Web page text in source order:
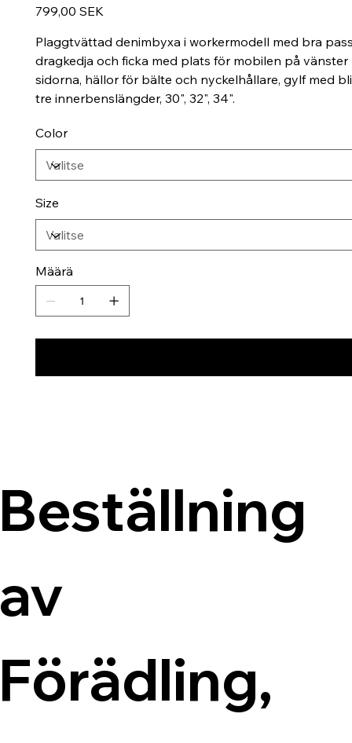
Hinta
799,00 SEK
Plaggtvättad denimbyxa i workermodell med bra
dragkedja och ficka med plats för mobilen på
sidorna, hällor för bälte och nyckelhållare, gylf med
tre innerbenslängder, 30", 32", 34".
Color
Size
Määrä